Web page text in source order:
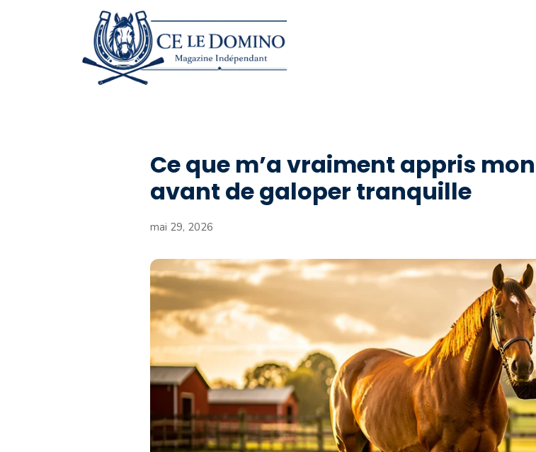
Ce que m’a vraiment appris
avant de galoper tranquille
mai 29, 2026